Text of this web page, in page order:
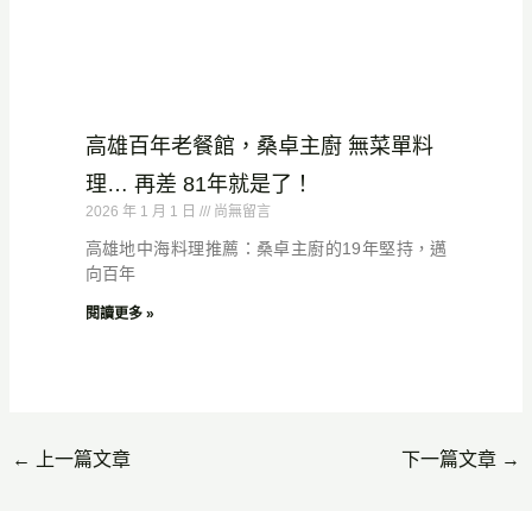
高雄百年老餐館，桑卓主廚 無菜單料
理… 再差 81年就是了！
2026 年 1 月 1 日 尚無留言
高雄地中海料理推薦：桑卓主廚的19年堅持，邁
向百年
閱讀更多 »
← 上一篇文章 下一篇文章 →